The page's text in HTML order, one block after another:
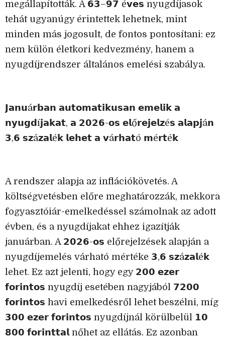
megállapították. A 𝟲𝟯–𝟵𝟳 é𝘃𝗲𝘀 nyugdíjasok
tehát ugyanúgy érintettek lehetnek, mint
minden más jogosult, de fontos pontosítani: ez
nem külön életkori kedvezmény, hanem a
nyugdíjrendszer általános emelési szabálya.
𝗝𝗮𝗻𝘂á𝗿𝗯𝗮𝗻 𝗮𝘂𝘁𝗼𝗺𝗮𝘁𝗶𝗸𝘂𝘀𝗮𝗻 𝗲𝗺𝗲𝗹𝗶𝗸 𝗮
𝗻𝘆𝘂𝗴𝗱í𝗷𝗮𝗸𝗮𝘁, 𝗮 𝟮𝟬𝟮𝟲-𝗼𝘀 𝗲𝗹ő𝗿𝗲𝗷𝗲𝗹𝘇é𝘀 𝗮𝗹𝗮𝗽𝗷á𝗻
𝟯,𝟲 𝘀𝘇á𝘇𝗮𝗹é𝗸 𝗹𝗲𝗵𝗲𝘁 𝗮 𝘃á𝗿𝗵𝗮𝘁ó 𝗺é𝗿𝘁é𝗸
A rendszer alapja az inflációkövetés. A
költségvetésben előre meghatározzák, mekkora
fogyasztóiár-emelkedéssel számolnak az adott
évben, és a nyugdíjakat ehhez igazítják
januárban. A 𝟮𝟬𝟮𝟲-𝗼𝘀 előrejelzések alapján a
nyugdíjemelés várható mértéke 𝟯,𝟲 𝘀𝘇á𝘇𝗮𝗹é𝗸
lehet. Ez azt jelenti, hogy egy 𝟮𝟬𝟬 𝗲𝘇𝗲𝗿
𝗳𝗼𝗿𝗶𝗻𝘁𝗼𝘀 nyugdíj esetében nagyjából 𝟳𝟮𝟬𝟬
𝗳𝗼𝗿𝗶𝗻𝘁𝗼𝘀 havi emelkedésről lehet beszélni, míg
𝟯𝟬𝟬 𝗲𝘇𝗲𝗿 𝗳𝗼𝗿𝗶𝗻𝘁𝗼𝘀 nyugdíjnál körülbelül 𝟭𝟬
𝟴𝟬𝟬 𝗳𝗼𝗿𝗶𝗻𝘁𝘁𝗮𝗹 nőhet az ellátás. Ez azonban